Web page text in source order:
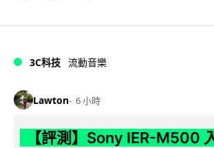
3C科技 流動音樂
Lawton 6 小時
【評測】Sony IER-M500